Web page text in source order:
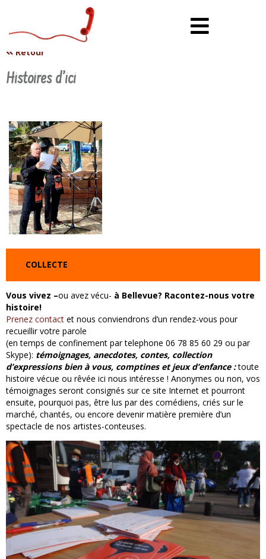
Retour
Histoires d’ici
COLLECTE
Vous vivez –ou avez vécu- à Bellevue? Racontez-nous votre
histoire!
Prenez contact et nous conviendrons d’un rendez-vous pour
recueillir votre parole
(en temps de confinement par telephone 06 78 85 60 29 ou par
Skype): témoignages, anecdotes, contes, collection
d’expressions bien à vous, comptines et jeux d’enfance :toute
histoire vécue ou rêvée ici nous intéresse ! Anonymes ou non, vos
témoignages seront consignés sur ce site Internet et pourront
ensuite, pourquoi pas, être lus par des comédiens, criés sur le
marché, chantés, ou encore devenir matière première d’un
spectacle de nos artistes-conteuses.